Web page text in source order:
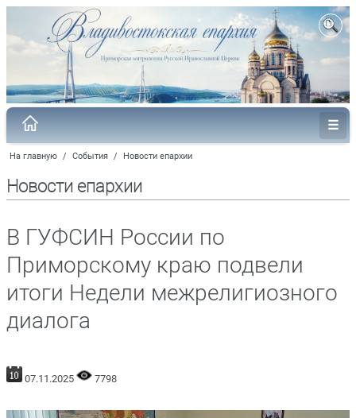
На главную / События / Новости епархии
Новости епархии
В ГУФСИН России по
Приморскому краю подвели
итоги Недели межрелигиозного
диалога
07.11.2025 7798